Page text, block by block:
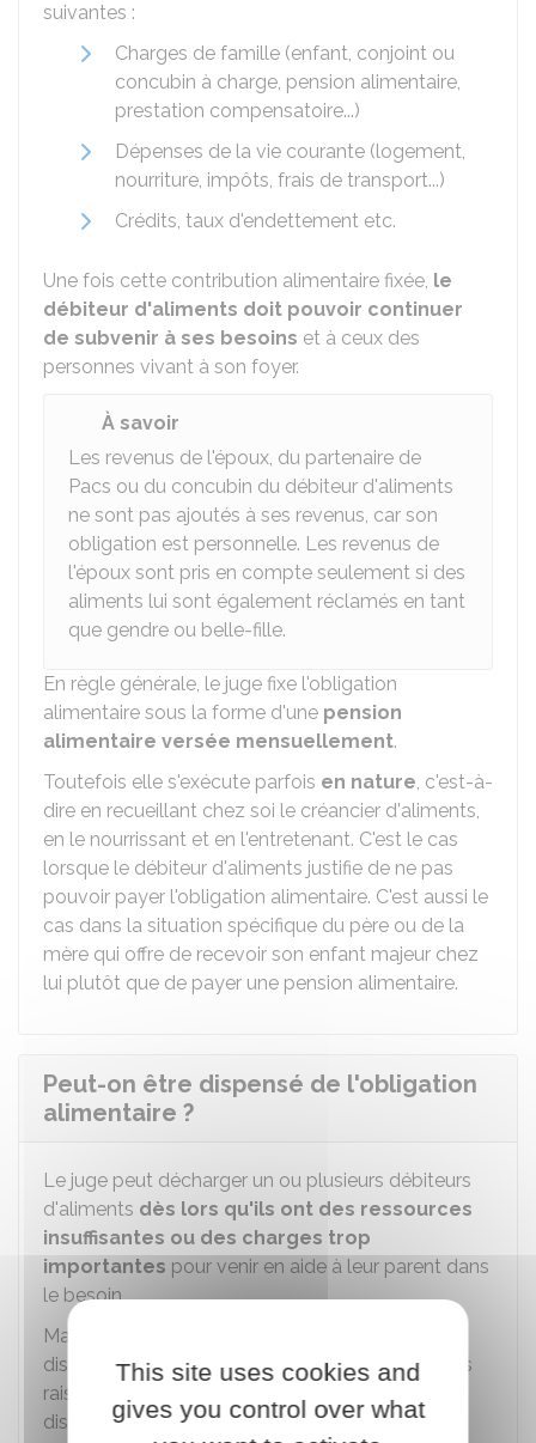
suivantes :
Charges de famille (enfant, conjoint ou
concubin à charge, pension alimentaire,
prestation compensatoire...)
Dépenses de la vie courante (logement,
nourriture, impôts, frais de transport...)
Crédits, taux d'endettement etc.
Une fois cette contribution alimentaire fixée, le
débiteur d'aliments doit pouvoir continuer
de subvenir à ses besoins et à ceux des
personnes vivant à son foyer.
À savoir
Les revenus de l'époux, du partenaire de
Pacs ou du concubin du débiteur d'aliments
ne sont pas ajoutés à ses revenus, car son
obligation est personnelle. Les revenus de
l'époux sont pris en compte seulement si des
aliments lui sont également réclamés en tant
que gendre ou belle-fille.
En règle générale, le juge fixe l'obligation
alimentaire sous la forme d'une pension
alimentaire versée mensuellement.
Toutefois elle s'exécute parfois en nature, c'est-à-
dire en recueillant chez soi le créancier d'aliments,
en le nourrissant et en l'entretenant. C'est le cas
lorsque le débiteur d'aliments justifie de ne pas
pouvoir payer l'obligation alimentaire. C'est aussi le
cas dans la situation spécifique du père ou de la
mère qui offre de recevoir son enfant majeur chez
lui plutôt que de payer une pension alimentaire.
Peut-on être dispensé de l'obligation
alimentaire ?
Le juge peut décharger un ou plusieurs débiteurs
d'aliments dès lors qu'ils ont des ressources
insuffisantes ou des charges trop
importantes pour venir en aide à leur parent dans
le besoin.
Mais un débiteur d'aliments peut aussi être
dispensé de l'obligation alimentaire pour d'autres
raisons que sa capacité contributive : cette
dispense doit être demandée ou peut être
This site uses cookies and
gives you control over what